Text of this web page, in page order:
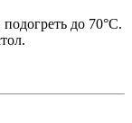
до 70°С.